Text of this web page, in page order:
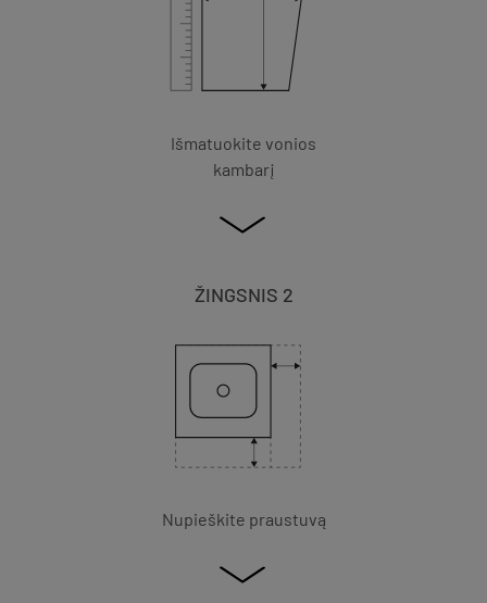
Išmatuokite vonios
kambarį
ŽINGSNIS 2
Nupieškite praustuvą